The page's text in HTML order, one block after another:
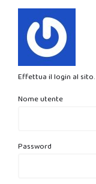
Effettua il login al sito.
Nome utente
Password